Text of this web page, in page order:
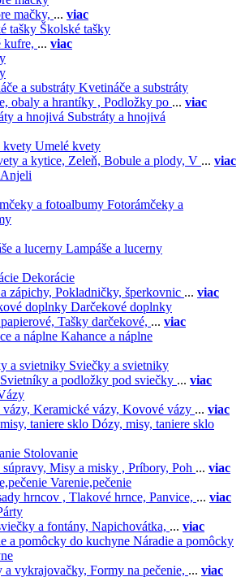
mačky, ... viac
Školské tašky
kufre, ... viac
Kvetináče a substráty
obaly a hrantíky , Podložky po ... viac
Substráty a hnojivá
Umelé kvety
a kytice, Zeleň, Bobule a plody, V ... viac
Anjeli
Fotorámčeky a
Lampáše a lucerny
Dekorácie
zápichy, Pokladničky, šperkovnic ... viac
Darčekové doplnky
Tašky darčekové, ... viac
Kahance a náplne
Sviečky a svietniky
Svietníky a podložky pod sviečky ... viac
vázy, Keramické vázy, Kovové vázy ... viac
Dózy, misy, taniere sklo
Stolovanie
súpravy, Misy a misky , Príbory, Poh ... viac
Varenie,pečenie
hrncov , Tlakové hrnce, Panvice, ... viac
a fontány, Napichovátka, ... viac
Náradie a pomôcky
a vykrajovačky, Formy na pečenie, ... viac